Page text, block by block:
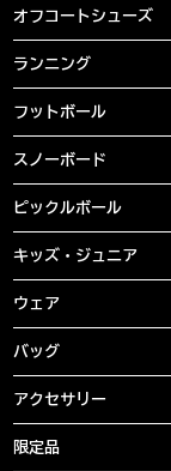
オフコートシューズ
ランニング
フットボール
スノーボード
ピックルボール
キッズ・ジュニア
ウェア
バッグ
アクセサリー
限定品